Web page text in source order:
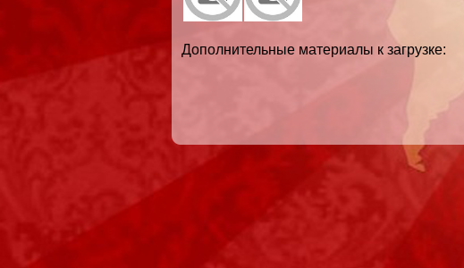
Дополнительные материалы к загрузке: